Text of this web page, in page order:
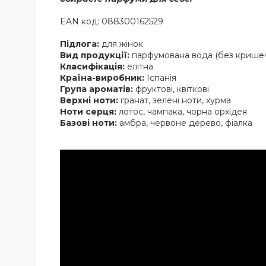
EAN код: 088300162529
Підлога: для жінок
Вид продукції: парфумована вода (без
Класифікація: елітна
Країна-виробник: Іспанія
Група ароматів: фруктові, квіткові
Верхні ноти: гранат, зелені ноти, хурма
Ноти серця: лотос, чампака, чорна орхідея
Базові ноти: амбра, червоне дерево, фіалка